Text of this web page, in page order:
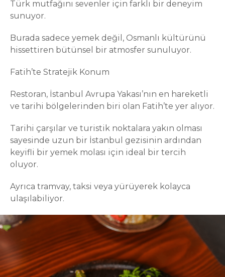
Türk mutfağını sevenler için farklı bir deneyim
sunuyor.
Burada sadece yemek değil, Osmanlı kültürünü
hissettiren bütünsel bir atmosfer sunuluyor.
Fatih’te Stratejik Konum
Restoran, İstanbul Avrupa Yakası’nın en hareketli
ve tarihi bölgelerinden biri olan Fatih’te yer alıyor.
Tarihi çarşılar ve turistik noktalara yakın olması
sayesinde uzun bir İstanbul gezisinin ardından
keyifli bir yemek molası için ideal bir tercih
oluyor.
Ayrıca tramvay, taksi veya yürüyerek kolayca
ulaşılabiliyor.